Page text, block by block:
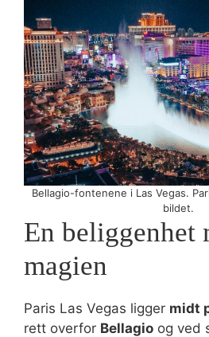
Bellagio-fontenene i Las Vegas.
bildet.
En beliggenhet
magien
Paris Las Vegas ligger midt
rett overfor Bellagio og ved